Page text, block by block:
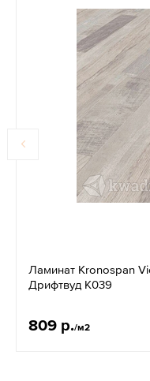
Ламинат Kronospan
Дрифтвуд K039
809 р./м2